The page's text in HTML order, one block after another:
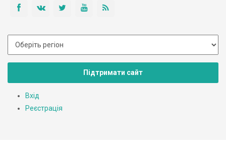
Підтримати сайт
Вхід
Реєстрація